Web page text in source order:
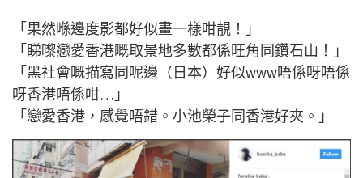
「果然喺邊度影都好似畫一樣咁靚！」
「睇嚟戀愛香港嘅取景地多數都係旺角同鑽石山！」
「黑社會嘅描寫同呢邊（日本）好似www唔係呀唔係
呀香港唔係咁…」
「戀愛香港，感覺唔錯。小池榮子同香港好夾。」